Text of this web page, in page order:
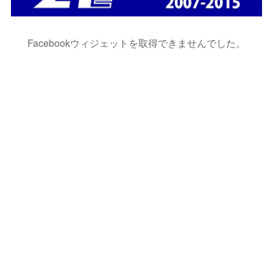
Facebookウィジェットを取得できませんでした。